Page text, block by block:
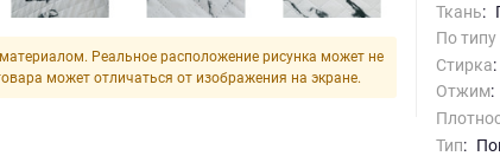
Реальное расположение рисунка может не
может отличаться от изображения на экране.
Ткань:
По
Стирка:
Отжим:
Тип: